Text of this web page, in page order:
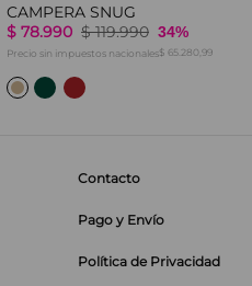
CAMPERA SNUG
$ 78.990 $ 119.990 34%
Precio sin impuestos nacionales$ 65.280,99
Contacto
Pago y Envío
Política de Privacidad